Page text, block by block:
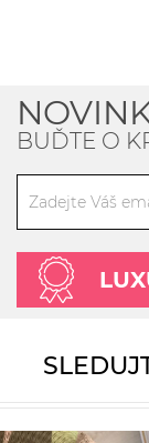
BUĎTE O